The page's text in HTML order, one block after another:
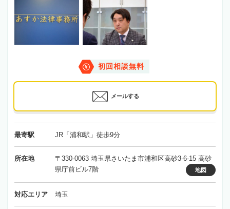
初回相談無料
メールする
最寄駅 JR「浦和駅」徒歩9分
所在地
〒330-0063 埼玉県さいたま市浦和区高砂3-6-15 高砂
県庁前ビル7階
地図
対応エリア 埼玉